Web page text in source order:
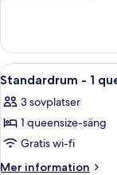
säng
(Extra
bed
possibility)
-
queensize-
(Extra
bed
Öppna
alla
foton
för
Standardrum
-
6
Standardrum - 1
3 sovplatser
1 queensize-säng
Gratis wi-fi
Mer information
Mer